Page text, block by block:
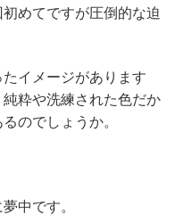
めてですが圧倒的な迫
イメージがあります
粋や洗練された色だか
のでしょうか。
中です。